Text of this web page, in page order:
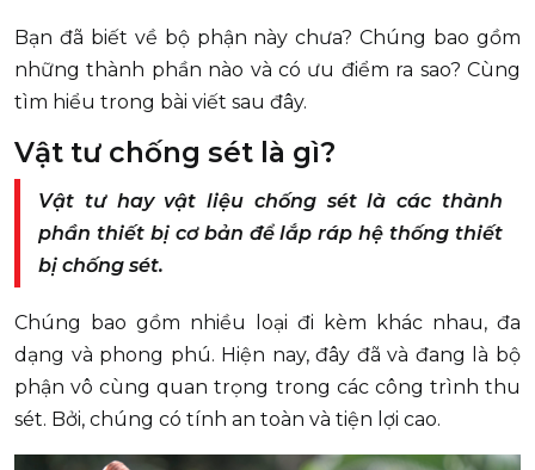
Bạn đã biết về bộ phận này chưa? Chúng bao gồm
những thành phần nào và có ưu điểm ra sao? Cùng
tìm hiểu trong bài viết sau đây.
Vật tư chống sét là gì?
Vật tư hay vật liệu chống sét là các thành
phần thiết bị cơ bản để lắp ráp hệ thống thiết
bị chống sét.
Chúng bao gồm nhiều loại đi kèm khác nhau, đa
dạng và phong phú. Hiện nay, đây đã và đang là bộ
phận vô cùng quan trọng trong các công trình thu
sét. Bởi, chúng có tính an toàn và tiện lợi cao.